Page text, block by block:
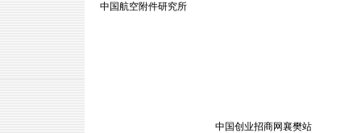
中国航空附件研究所
中国创业招商网襄樊站